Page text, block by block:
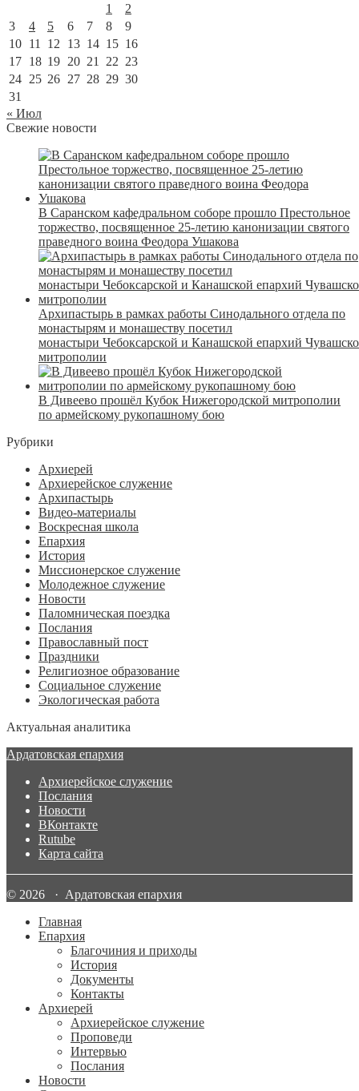
1
2
3
4 5 6 7 8
9
10 11 12 13 14 15 16
17 18 19 20 21 22 23
24 25 26 27 28 29 30
31
« Июл
Свежие новости
В Саранском кафедральном соборе прошло Престольное
торжество, посвященное 25-летию канонизации святого
праведного воина Феодора Ушакова
Архипастырь в рамках работы Синодального отдела по
монастырям и монашеству посетил
монастыри Чебоксарской и Канашской епархий
митрополии
В Дивеево прошёл Кубок Нижегородской митрополии
по армейскому рукопашному бою
Рубрики
Архиерей
Архиерейское служение
Архипастырь
Видео-материалы
Воскресная школа
Епархия
История
Миссионерское служение
Молодежное служение
Новости
Паломническая поездка
Послания
Православный пост
Праздники
Религиозное образование
Социальное служение
Экологическая работа
Актуальная аналитика
Ардатовская епархия
Архиерейское служение
Послания
Новости
ВКонтакте
Rutube
Карта сайта
© 2026 · Ардатовская епархия
Главная
Епархия
Благочиния и приходы
История
Документы
Контакты
Архиерей
Архиерейское служение
Проповеди
Интервью
Послания
Новости